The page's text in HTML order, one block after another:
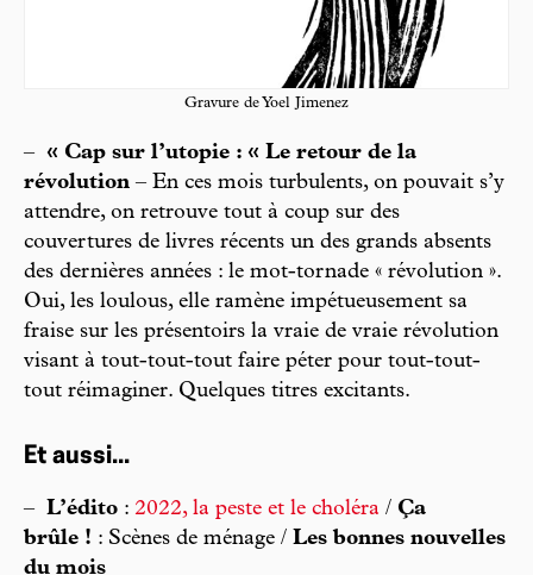
Gravure de Yoel Jimenez
–
« Cap sur l’utopie : « Le retour de la
révolution – En ces mois turbulents, on pouvait s’y
attendre, on retrouve tout à coup sur des
couvertures de livres récents un des grands absents
des dernières années : le mot-tornade « révolution ».
Oui, les loulous, elle ramène impétueusement sa
fraise sur les présentoirs la vraie de vraie révolution
visant à tout-tout-tout faire péter pour tout-tout-
tout réimaginer. Quelques titres excitants.
Et aussi...
– L’édito : 2022, la peste et le choléra / Ça
brûle ! : Scènes de ménage / Les bonnes nouvelles
du mois